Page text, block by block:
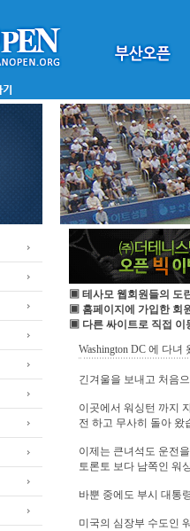
▣ 테사모 웹회원들의 도
▣ 홈페이지에 가입한 회
▣ 다른 싸이트로 직접 이
Washington DC 에 다녀
긴겨울을 보내고 처음
이곳에서 워싱턴 까지
전 하고 무사히 돌아 왔
이제는 큰녀석도 운전
토론토 보다 남쪽인 워
바뿐 중에도 부시 대통
미국의 심장부 수도인